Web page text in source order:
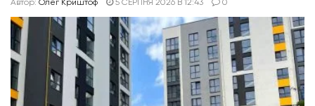
Автор: Олег Криштоф 5 СЕРПНЯ 2026 В 12:43 0